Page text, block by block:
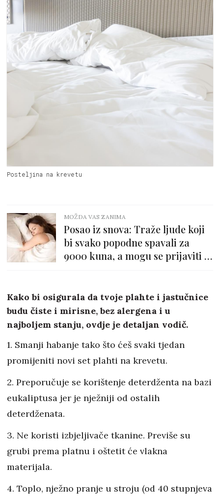
Posteljina na krevetu
MOŽDA VAS ZANIMA
Posao iz snova: Traže ljude koji
bi svako popodne spavali za
9000 kuna, a mogu se prijaviti i
Kako bi osigurala da tvoje plahte i jastučnice
budu čiste i mirisne, bez alergena i u
najboljem stanju, ovdje je detaljan vodič.
1. Smanji habanje tako što ćeš svaki tjedan
promijeniti novi set plahti na krevetu.
2. Preporučuje se korištenje deterdženta na bazi
eukaliptusa jer je nježniji od ostalih
deterdženata.
3. Ne koristi izbjeljivače tkanine. Previše su
grubi prema platnu i oštetit će vlakna
materijala.
4. Toplo, nježno pranje u stroju (od 40 stupnjeva